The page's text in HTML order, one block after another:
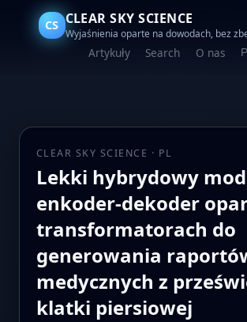
CS CLEAR SKY SCIENCE
Wyjaśnienia oparte na dowodach, bez
Artykuły Search O nas
CLEAR SKY SCIENCE · PL
Lekki hybrydowy
enkoder-dekoder
transformatorach do
generowania
medycznych z
klatki piersiowej